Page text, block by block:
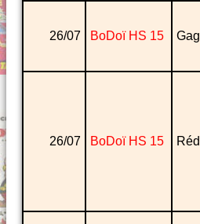
26/07 BoDoï HS 15 Gag
26/07 BoDoï HS 15